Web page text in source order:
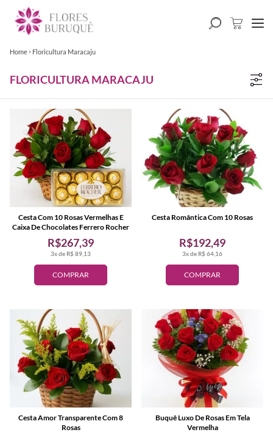
Home Floricultura Maracaju
FLORICULTURA MARACAJU
COMPRAR
3x de R$ 89,13
R$267,39
Cesta Com 10 Rosas Vermelhas E
Caixa De Chocolates Ferrero Rocher
COMPRAR
3x de R$ 64,16
R$192,49
Cesta Romântica Com 10 Rosas
Cesta Amor Transparente Com 8
Rosas
Buquê Luxo De Rosas Em Tela
Vermelha